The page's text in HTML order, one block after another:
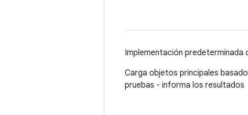
Implementación predeterminada
Carga objetos principales
pruebas - informa los resultados